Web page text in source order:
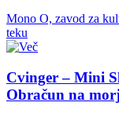
Mono O, zavod za
teku
Cvinger – Mini
Obračun na